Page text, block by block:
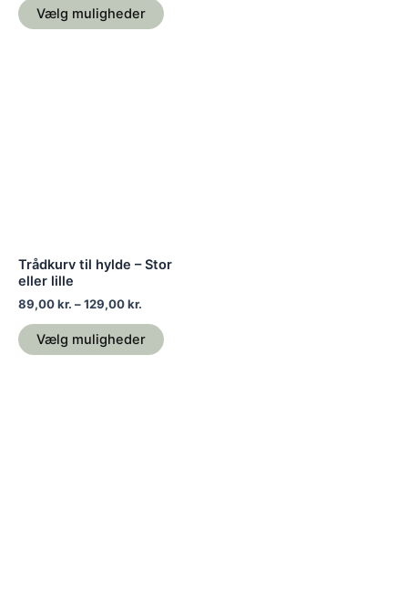
Vælg muligheder
Trådkurv til hylde – Stor
eller lille
89,00kr. –129,00kr.
Vælg muligheder